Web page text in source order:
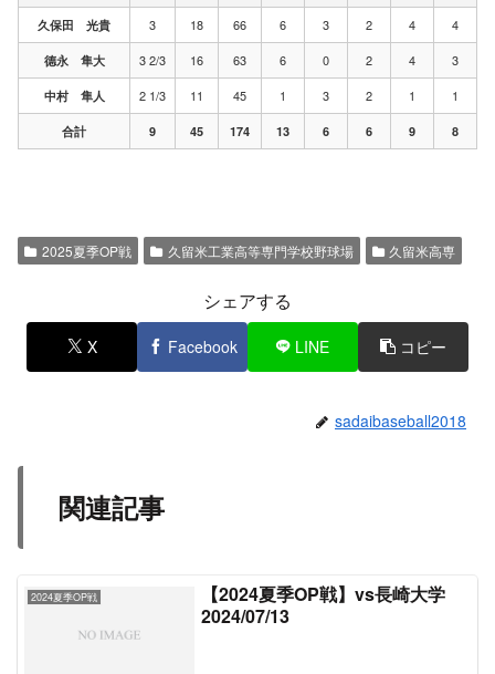
久保田 光貴 3 18 66 6 3 2 4 4
德永 隼大 3 2/3 16 63 6 0 2 4 3
中村 隼人 2 1/3 11 45 1 3 2 1 1
合計 9 45 174 13 6 6 9 8
2025夏季OP戦 久留米工業高等専門学校野球場 久留米高専
シェアする
X Facebook LINE コピー
sadaibaseball2018
関連記事
2024夏季OP戦
【2024夏季OP戦】vs長崎大学
2024/07/13